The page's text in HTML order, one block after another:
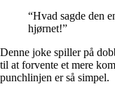
“Hvad sagde den
hjørnet!”
Denne joke spiller på
til at forvente et mere
punchlinjen er så simpel.